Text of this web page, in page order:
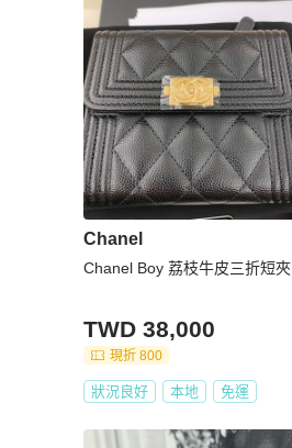
Chanel
Chanel Boy 荔枝牛皮三折短夾
TWD 38,000
現折 800
狀況良好 本地 免運